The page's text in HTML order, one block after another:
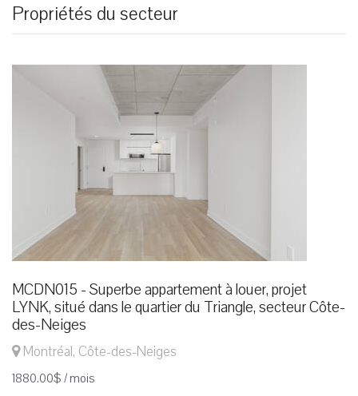
Propriétés du secteur
MCDN015 - Superbe appartement à louer, projet
LYNK, situé dans le quartier du Triangle, secteur Côte-
des-Neiges
Montréal, Côte-des-Neiges
1880.00$ / mois